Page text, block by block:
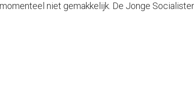
niet gemakkelijk. De Jonge